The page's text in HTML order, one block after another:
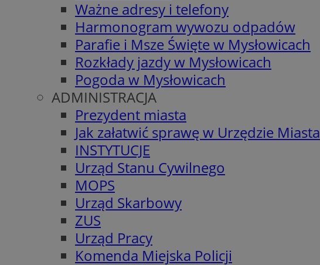
Ważne adresy i telefony
Harmonogram wywozu odpadów
Parafie i Msze Święte w Mysłowicach
Rozkłady jazdy w Mysłowicach
Pogoda w Mysłowicach
ADMINISTRACJA
Prezydent miasta
Jak załatwić sprawę w Urzędzie Miasta
INSTYTUCJE
Urząd Stanu Cywilnego
MOPS
Urząd Skarbowy
ZUS
Urząd Pracy
Komenda Miejska Policji